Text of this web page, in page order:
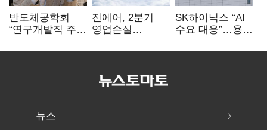
반도체공학회
“연구개발직 주
개선해야”
진에어, 2분기
영업손실
상승 여파
SK하이닉스 “AI
수요 대응”…용인
투자
뉴스